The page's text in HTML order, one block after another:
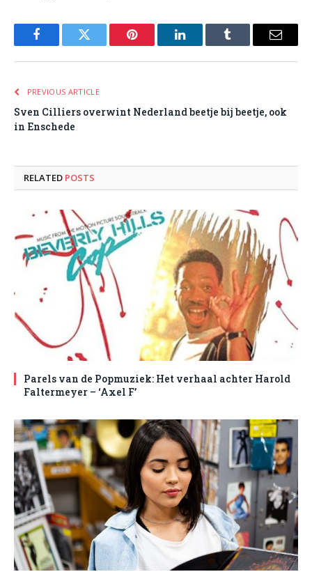
FacebookTwitter Pinterest LinkedInTumblr Email
PREVIOUS ARTICLE
Sven Cilliers overwint Nederland beetje bij beetje, ook
in Enschede
RELATED POSTS
Parels van de Popmuziek: Het verhaal achter Harold
Faltermeyer – ‘Axel F’